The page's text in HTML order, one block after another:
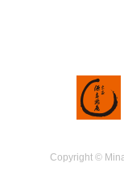
Copyright ©